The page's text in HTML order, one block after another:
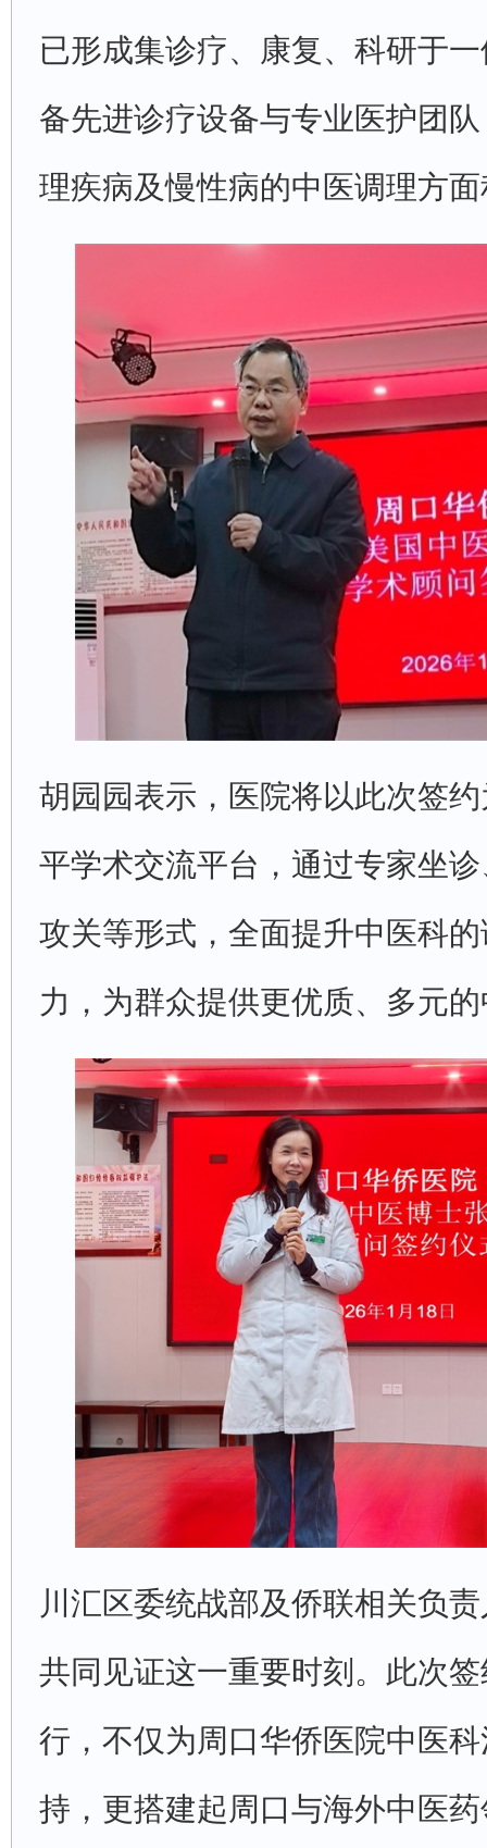
已形成集诊疗、康复、科研于
备先进诊疗设备与专业医护团
理疾病及慢性病的中医调理方
胡园园表示，医院将以此次签
平学术交流平台，通过专家坐
攻关等形式，全面提升中医科
力，为群众提供更优质、多元
川汇区委统战部及侨联相关负
共同见证这一重要时刻。此次
行，不仅为周口华侨医院中医
持，更搭建起周口与海外中医